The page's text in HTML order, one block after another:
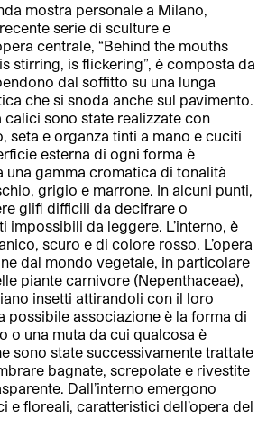
mostra personale a Milano,
serie di sculture e
centrale, “Behind the mouths
stirring, is flickering”, è composta da
dal soffitto su una lunga
che si snoda anche sul pavimento.
calici sono state realizzate con
seta e organza tinti a mano e cuciti
esterna di ogni forma è
una gamma cromatica di tonalità
grigio e marrone. In alcuni punti,
glifi difficili da decifrare o
impossibili da leggere. L’interno, è
scuro e di colore rosso. L’opera
dal mondo vegetale, in particolare
piante carnivore (Nepenthaceae),
insetti attirandoli con il loro
possibile associazione è la forma di
o una muta da cui qualcosa è
sono state successivamente trattate
bagnate, screpolate e rivestite
Dall’interno emergono
e floreali, caratteristici dell’opera del